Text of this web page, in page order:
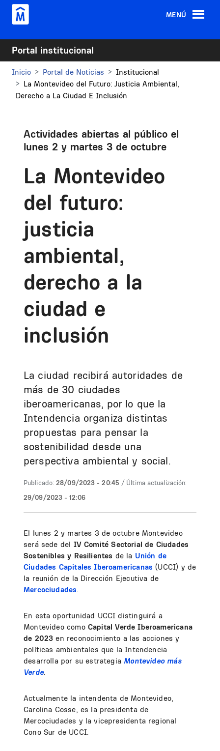
Pasar al contenido principal
MENÚ
Portal institucional
Inicio Portal de Noticias
Institucional
La Montevideo del Futuro: Justicia Ambiental,
Derecho a La Ciudad E Inclusión
Actividades abiertas al público el
lunes 2 y martes 3 de octubre
La Montevideo
del futuro:
justicia
ambiental,
derecho a la
ciudad e
inclusión
La ciudad recibirá autoridades de
más de 30 ciudades
iberoamericanas, por lo que la
Intendencia organiza distintas
propuestas para pensar la
sostenibilidad desde una
perspectiva ambiental y social.
Publicado: 28/09/2023 - 20:45 / Última actualización:
29/09/2023 - 12:06
El lunes 2 y martes 3 de octubre Montevideo
será sede del IV Comité Sectorial de Ciudades
Sostenibles y Resilientes de la Unión de
Ciudades Capitales Iberoamericanas (UCCI) y de
la reunión de la Dirección Ejecutiva de
Mercociudades.
En esta oportunidad UCCI distinguirá a
Montevideo como Capital Verde Iberoamericana
de 2023 en reconocimiento a las acciones y
políticas ambientales que la Intendencia
desarrolla por su estrategia Montevideo más
Verde.
Actualmente la intendenta de Montevideo,
Carolina Cosse, es la presidenta de
Mercociudades y la vicepresidenta regional
Cono Sur de UCCI.